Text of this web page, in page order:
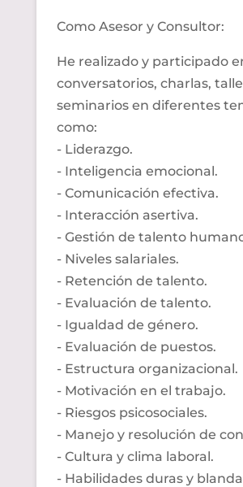
Como Asesor y Consultor:
He realizado y participado
conversatorios, charlas,
seminarios en diferentes
como:
- Liderazgo.
- Inteligencia emocional.
- Comunicación efectiva.
- Interacción asertiva.
- Gestión de talento
- Niveles salariales.
- Retención de talento.
- Evaluación de talento.
- Igualdad de género.
- Evaluación de puestos.
- Estructura organizacional.
- Motivación en el trabajo.
- Riesgos psicosociales.
- Manejo y resolución de
- Cultura y clima laboral.
- Habilidades duras y